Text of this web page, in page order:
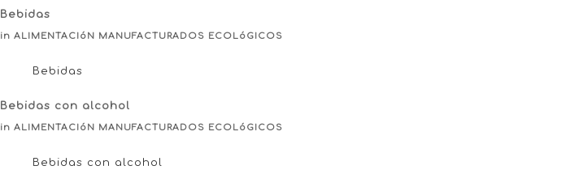
Bebidas
in ALIMENTACIóN MANUFACTURADOS ECOLóGICOS
Bebidas
Bebidas con alcohol
in ALIMENTACIóN MANUFACTURADOS ECOLóGICOS
Bebidas con alcohol